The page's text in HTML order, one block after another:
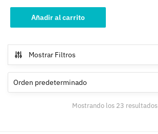
precio
original
era:
precio
es:
Añadir al carrito
Mostrar Filtros
Mostrando los 23 resultados